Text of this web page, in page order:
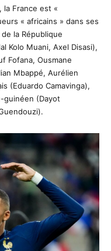
la France est «
« africains » dans ses
la République
Kolo Muani, Axel Disasi),
Fofana, Ousmane
Mbappé, Aurélien
(Eduardo Camavinga),
guinéen (Dayot